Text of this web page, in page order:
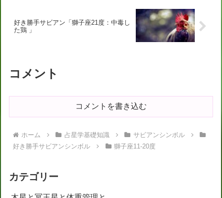
好き勝手サビアン「獅子座21度：中毒し
た鶏 」
コメント
コメントを書き込む
ホーム 占星学基礎知識
サビアンシンボル
好き勝手サビアンシンボル
獅子座11-20度
カテゴリー